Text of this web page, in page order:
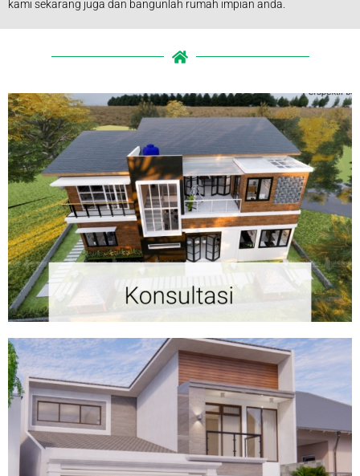
kami sekarang juga dan bangunlah rumah impian anda.